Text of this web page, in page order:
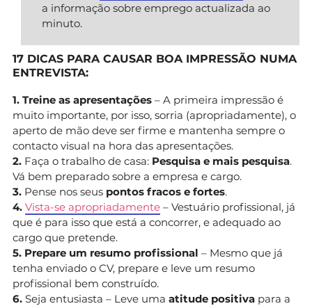
a informação sobre emprego actualizada ao
minuto.
17 DICAS PARA CAUSAR BOA IMPRESSÃO NUMA
ENTREVISTA:
1. Treine as apresentações – A primeira impressão é
muito importante, por isso, sorria (apropriadamente), o
aperto de mão deve ser firme e mantenha sempre o
contacto visual na hora das apresentações.
2. Faça o trabalho de casa: Pesquisa e mais pesquisa.
Vá bem preparado sobre a empresa e cargo.
3. Pense nos seus pontos fracos e fortes.
4. Vista-se apropriadamente – Vestuário profissional, já
que é para isso que está a concorrer, e adequado ao
cargo que pretende.
5. Prepare um resumo profissional – Mesmo que já
tenha enviado o CV, prepare e leve um resumo
profissional bem construído.
6. Seja entusiasta – Leve uma atitude positiva para a